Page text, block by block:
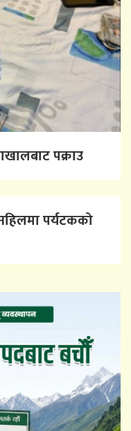
पक्राउ
पर्यटकको